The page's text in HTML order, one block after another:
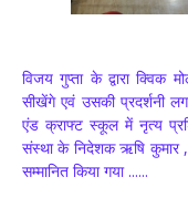
विजय गुप्ता के द्वारा क्विक
सीखेंगे एवं उसकी प्रदर्शनी
एंड क्राफ्ट स्कूल में नृत्य
संस्था के निदेशक ऋषि कुमार ,
सम्मानित किया गया ......